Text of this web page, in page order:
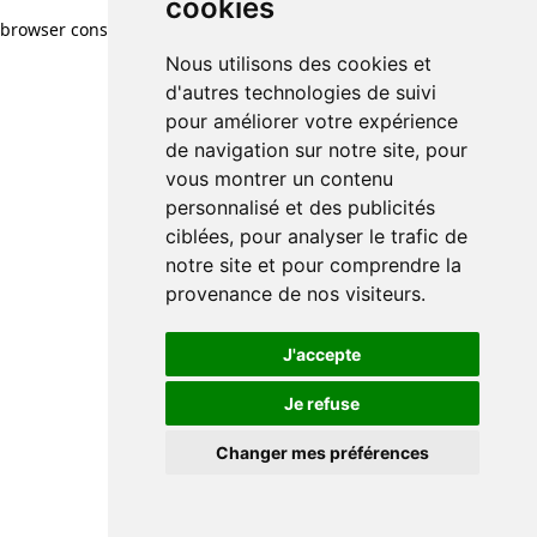
cookies
Nous utilisons des cookies et
d'autres technologies de suivi
pour améliorer votre expérience
de navigation sur notre site, pour
vous montrer un contenu
personnalisé et des publicités
ciblées, pour analyser le trafic de
notre site et pour comprendre la
provenance de nos visiteurs.
J'accepte
Je refuse
Changer mes préférences
browser console for more information)